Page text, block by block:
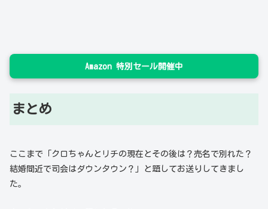
Amazon 特別セール開催中
まとめ
ここまで「クロちゃんとリチの現在とその後は？売名で別れた？
結婚間近で司会はダウンタウン？」と題してお送りしてきまし
た。